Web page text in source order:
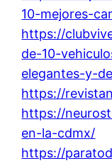
10-mejores-
https://
de-10-
elegantes-y-
https://
https://
en-la-cdmx/
https://